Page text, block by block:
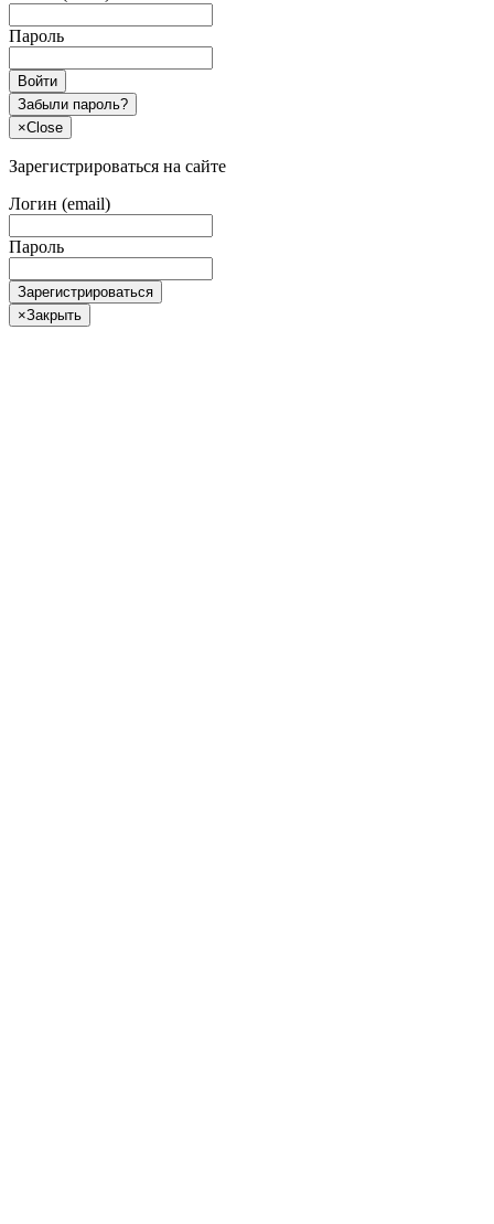
Пароль
Войти
Забыли пароль?
×Close
Зарегистрироваться на сайте
Логин (email)
Пароль
Зарегистрироваться
×Закрыть